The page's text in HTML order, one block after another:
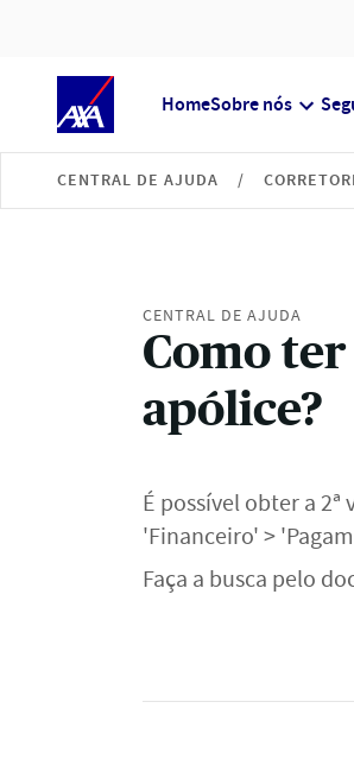
HomeSobre nós
CENTRAL DE AJUDA
CENTRAL DE AJUDA
Como ter
apólice?
É possível obter a
'Financeiro' >
Faça a busca pelo